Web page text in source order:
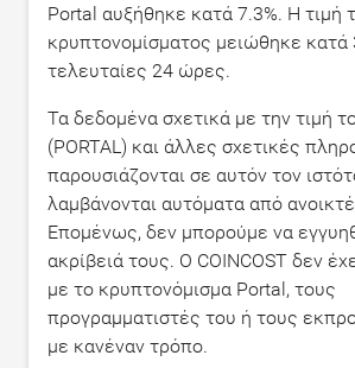
Portal αυξήθηκε κατά 7.3%. Η τιμή
κρυπτονομίσματος μειώθηκε κατά
τελευταίες 24 ώρες.
Τα δεδομένα σχετικά με την τιμή
(PORTAL) και άλλες σχετικές
παρουσιάζονται σε αυτόν τον
λαμβάνονται αυτόματα από
Επομένως, δεν μπορούμε να
ακρίβειά τους. Ο COINCOST δεν
με το κρυπτονόμισμα Portal, τους
προγραμματιστές του ή τους
με κανέναν τρόπο.